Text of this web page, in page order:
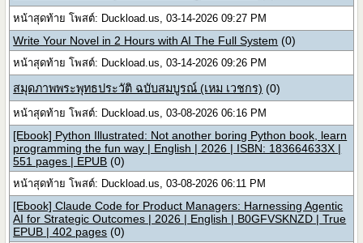
หน้าสุดท้าย โพสต์: Duckload.us, 03-14-2026 09:27 PM
Write Your Novel in 2 Hours with AI The Full System (0)
หน้าสุดท้าย โพสต์: Duckload.us, 03-14-2026 09:26 PM
สมุดภาพพระพุทธประวัติ ฉบับสมบูรณ์ (เหม เวชกร) (0)
หน้าสุดท้าย โพสต์: Duckload.us, 03-08-2026 06:16 PM
[Ebook] Python Illustrated: Not another boring Python book, learn
programming the fun way | English | 2026 | ISBN: 183664633X |
551 pages | EPUB (0)
หน้าสุดท้าย โพสต์: Duckload.us, 03-08-2026 06:11 PM
[Ebook] Claude Code for Product Managers: Harnessing Agentic
AI for Strategic Outcomes | 2026 | English | B0GFVSKNZD | True
EPUB | 402 pages (0)